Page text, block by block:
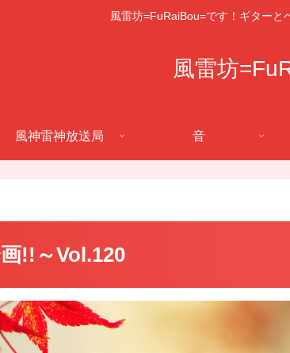
風雷坊=FuRaiBou=です！ギターと
風雷坊
風神雷神放送局 音
!!～Vol.120